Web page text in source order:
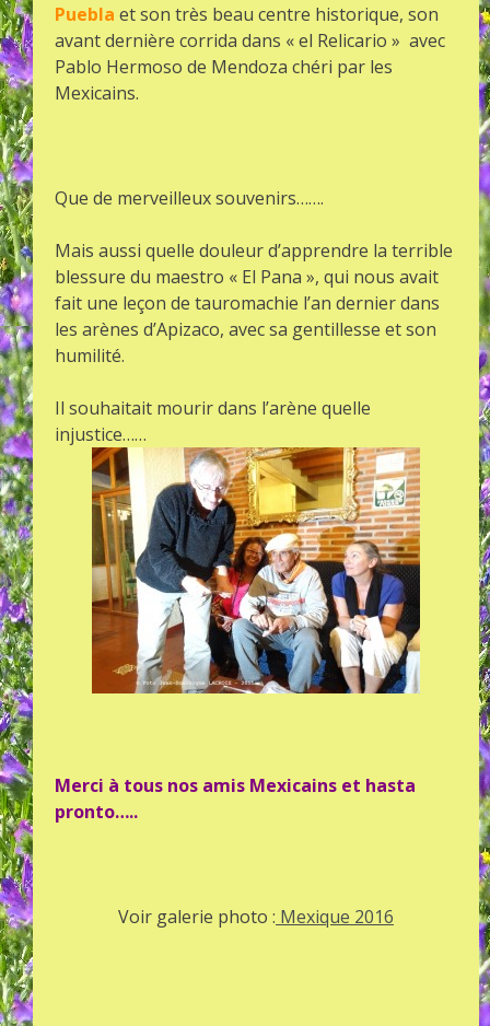
Puebla et son très beau centre historique, son
avant dernière corrida dans « el Relicario » avec
Pablo Hermoso de Mendoza chéri par les
Mexicains.
Que de merveilleux souvenirs…….
Mais aussi quelle douleur d’apprendre la terrible
blessure du maestro « El Pana », qui nous avait
fait une leçon de tauromachie l’an dernier dans
les arènes d’Apizaco, avec sa gentillesse et son
humilité.
Il souhaitait mourir dans l’arène quelle
injustice……
Merci à tous nos amis Mexicains et hasta
pronto…..
Voir galerie photo : Mexique 2016